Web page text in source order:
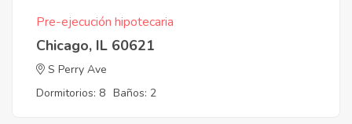
Pre-ejecución hipotecaria
Chicago, IL 60621
S Perry Ave
Dormitorios: 8 Baños: 2